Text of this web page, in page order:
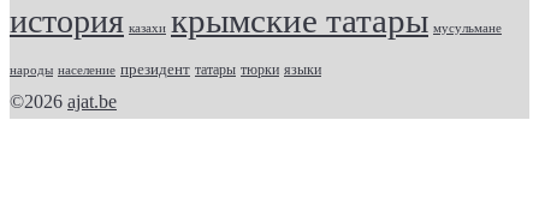
история казахи крымские татары мусульмане
народы население президент татары тюрки языки
©2026 ajat.be